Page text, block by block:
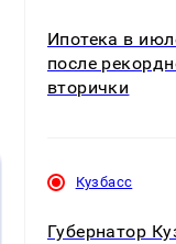
Ипотека в
после
вторички
Кузбасс
Губернатор